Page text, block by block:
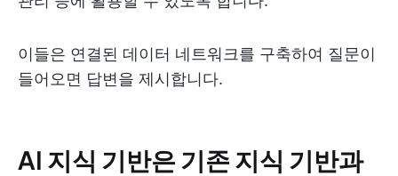
이들은 연결된 데이터 네트워크를 구축하여 질문이
들어오면 답변을 제시합니다.
AI 지식 기반은 기존 지식 기반과